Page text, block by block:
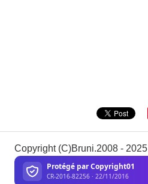
Copyright (C)Bruni.2008 - 2025